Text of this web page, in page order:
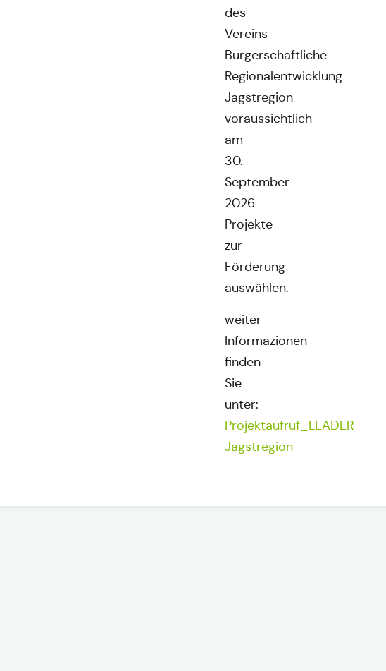
des
Vereins
Bürgerschaftliche
Regionalentwicklung
Jagstregion
voraussichtlich
am
30.
September
2026
Projekte
zur
Förderung
auswählen.
weiter
Informazionen
finden
Sie
unter:
Projektaufruf_LEADER
Jagstregion